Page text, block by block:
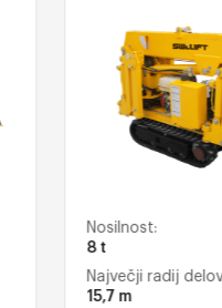
Nosilnost:
8 t
Največji radij
15,7 m